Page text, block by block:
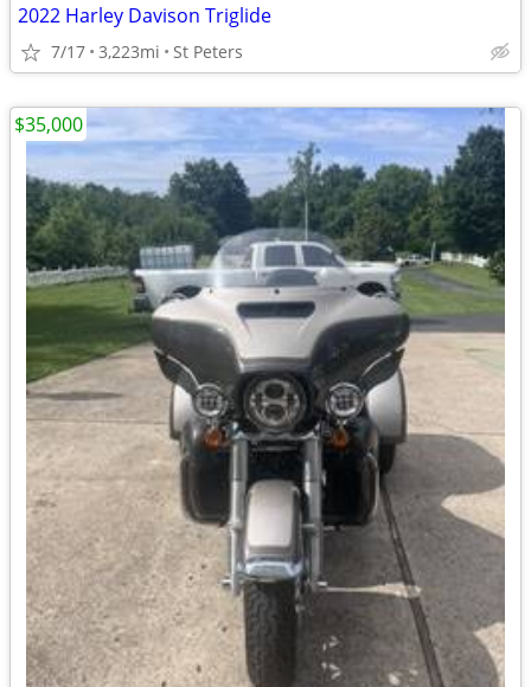
2022 Harley Davison Triglide
7/17 3,223mi St Peters
$35,000